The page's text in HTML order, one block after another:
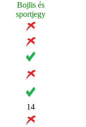
Bojlis és
sportjegy
14